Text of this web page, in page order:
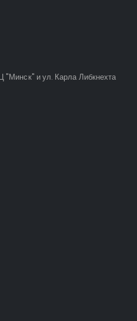
"Минск" и ул. Карла Либкнехта